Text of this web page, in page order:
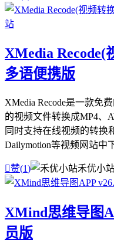
XMedia Recode(
多语便携版
XMedia Recode是一款免
的视频文件转换成MP4、
同时支持在线视频的转换
Dailymotion等视频网站中
赞(1) 禾优小
XMind思维导图
员版